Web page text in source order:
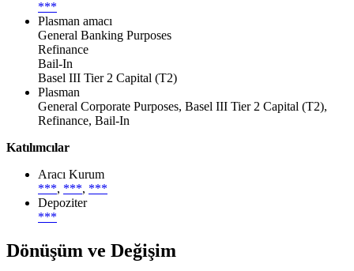
***
Plasman amacı
General Banking Purposes
Refinance
Bail-In
Basel III Tier 2 Capital (T2)
Plasman
General Corporate Purposes, Basel III Tier 2 Capital (T2),
Refinance, Bail-In
Katılımcılar
Aracı Kurum
***, ***, ***
Depoziter
***
Dönüşüm ve Değişim